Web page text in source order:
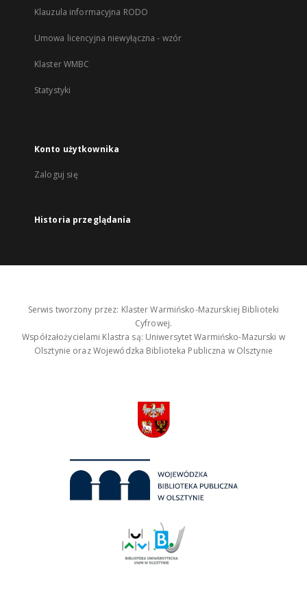
Klauzula informacyjna RODO
Umowa licencyjna niewyłączna - wzór
Klaster WMBC
Statystyki
Konto użytkownika
Zaloguj się
Historia przeglądania
Serwis tworzony przez: Klaster Warmińsko-Mazurskiej Biblioteki
Cyfrowej.
Współzałożycielami Klastra są: Uniwersytet Warmińsko-Mazurski w
Olsztynie oraz Wojewódzka Biblioteka Publiczna w Olsztynie